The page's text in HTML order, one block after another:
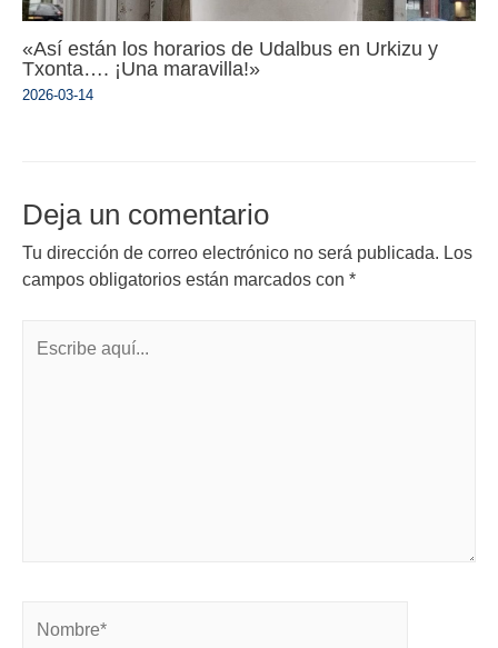
«Así están los horarios de Udalbus en Urkizu y
Txonta…. ¡Una maravilla!»
2026-03-14
Deja un comentario
Tu dirección de correo electrónico no será publicada. Los
campos obligatorios están marcados con *